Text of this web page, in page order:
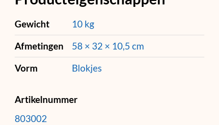
Gewicht
10 kg
Afmetingen
58 × 32 × 10,5 cm
Vorm
Blokjes
Artikelnummer
803002